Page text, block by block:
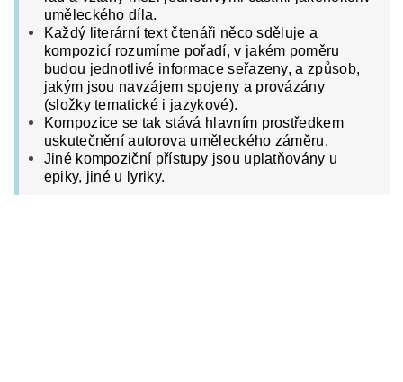
uměleckého díla.
Každý literární text čtenáři něco sděluje a
kompozicí rozumíme pořadí, v jakém poměru
budou jednotlivé informace seřazeny, a způsob,
jakým jsou navzájem spojeny a provázány
(složky tematické i jazykové).
Kompozice se tak stává hlavním prostředkem
uskutečnění autorova uměleckého záměru.
Jiné kompoziční přístupy jsou uplatňovány u
epiky, jiné u lyriky.